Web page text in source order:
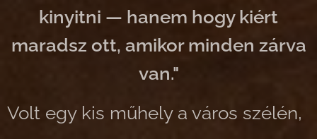
kinyitni — hanem hogy kiért
maradsz ott, amikor minden zárva
van."
Volt egy kis műhely a város szélén,